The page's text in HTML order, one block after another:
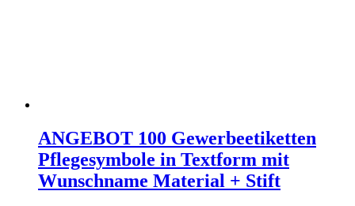
ANGEBOT 100 Gewerbeetiketten
Pflegesymbole in Textform mit
Wunschname Material + Stift